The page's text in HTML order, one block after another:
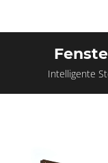
Intelligente